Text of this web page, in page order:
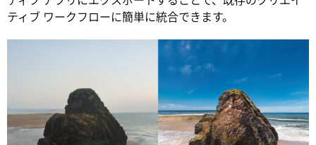
ティブ ワークフローに簡単に統合できます。